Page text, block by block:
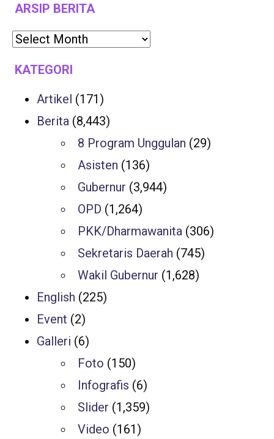
ARSIP BERITA
KATEGORI
Artikel (171)
Berita (8,443)
8 Program Unggulan (29)
Asisten (136)
Gubernur (3,944)
OPD (1,264)
PKK/Dharmawanita (306)
Sekretaris Daerah (745)
Wakil Gubernur (1,628)
English (225)
Event (2)
Galleri (6)
Foto (150)
Infografis (6)
Slider (1,359)
Video (161)